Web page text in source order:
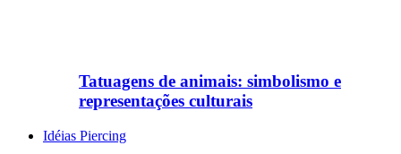
Tatuagens de animais: simbolismo e
representações culturais
Idéias Piercing